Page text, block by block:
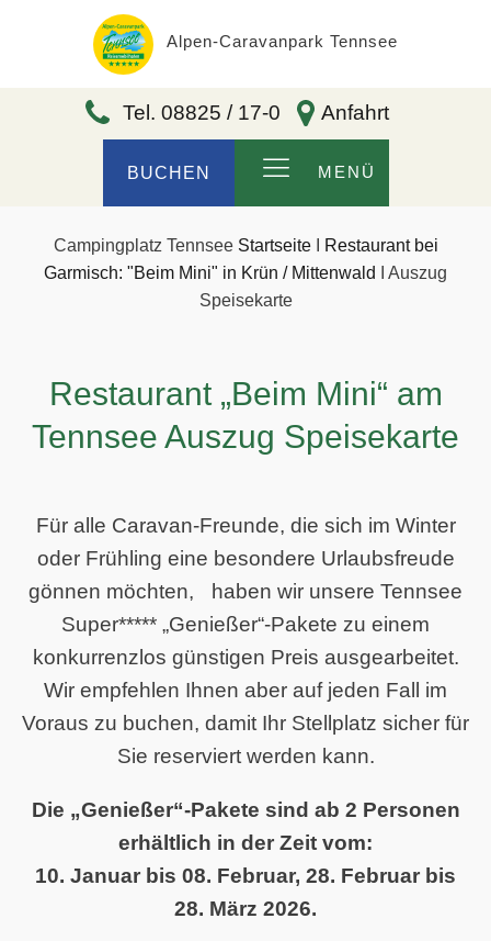
Alpen-Caravanpark Tennsee
Tel. 08825 / 17-0 Anfahrt
BUCHEN MENÜ
Campingplatz Tennsee StartseiteI
Restaurant bei
Garmisch: "Beim Mini" in Krün / Mittenwald
Auszug
Speisekarte
Restaurant „Beim Mini“ am
Tennsee Auszug Speisekarte
Für alle Caravan-Freunde, die sich im Winter
oder Frühling eine besondere Urlaubsfreude
gönnen möchten, haben wir unsere Tennsee
Super***** „Genießer“-Pakete zu einem
konkurrenzlos günstigen Preis ausgearbeitet.
Wir empfehlen Ihnen aber auf jeden Fall im
Voraus zu buchen, damit Ihr Stellplatz sicher für
Sie reserviert werden kann.
Die „Genießer“-Pakete sind ab 2 Personen
erhältlich in der Zeit vom:
10. Januar bis 08. Februar, 28. Februar bis
28. März 2026.